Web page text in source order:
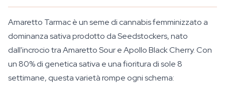
Amaretto Tarmac è un seme di cannabis femminizzato a
dominanza sativa prodotto da Seedstockers, nato
dall'incrocio tra Amaretto Sour e Apollo Black Cherry. Con
un 80% di genetica sativa e una fioritura di sole 8
settimane, questa varietà rompe ogni schema: